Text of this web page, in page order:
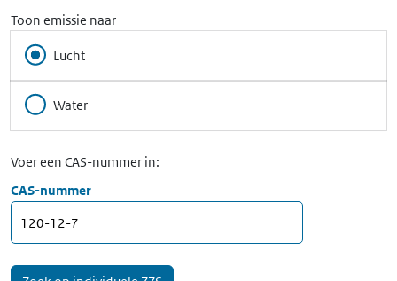
Toon emissie naar
Lucht
Water
Voer een CAS-nummer in:
CAS-nummer